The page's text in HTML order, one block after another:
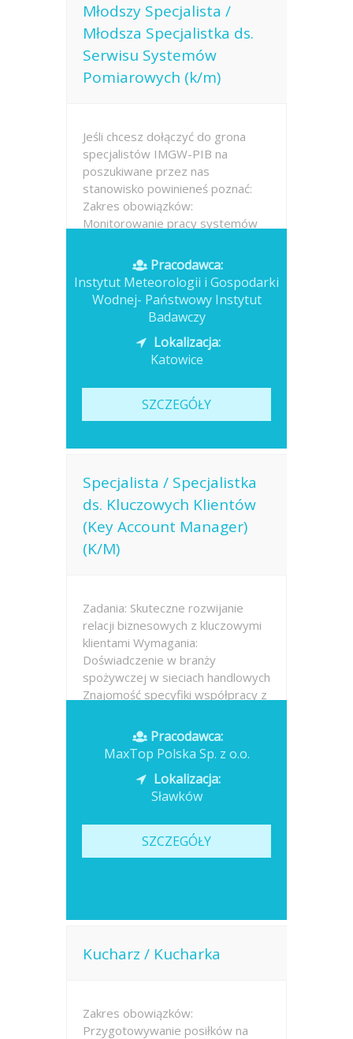
Młodszy Specjalista /
Młodsza Specjalistka ds.
Serwisu Systemów
Pomiarowych (k/m)
Jeśli chcesz dołączyć do grona
specjalistów IMGW-PIB na
poszukiwane przez nas
stanowisko powinieneś poznać:
Zakres obowiązków:
Monitorowanie pracy systemów
oraz bieżąca obsługa stacji
telemetrycznych. Montaż,
demontaż i...
Pracodawca:
Instytut Meteorologii i Gospodarki
Wodnej- Państwowy Instytut
Badawczy
Lokalizacja:
Katowice
SZCZEGÓŁY
Specjalista / Specjalistka
ds. Kluczowych Klientów
(Key Account Manager)
(K/M)
Zadania: Skuteczne rozwijanie
relacji biznesowych z kluczowymi
klientami Wymagania:
Doświadczenie w branży
spożywczej w sieciach handlowych
Znajomość specyfiki współpracy z
wiedzy i kontaktów
umożliwiających realizację wyzwań
Opublikowano: dzisiaj
Pracodawca:
MaxTop Polska Sp. z o.o.
Lokalizacja:
Sławków
SZCZEGÓŁY
Kucharz / Kucharka
Zakres obowiązków:
Przygotowywanie posiłków na